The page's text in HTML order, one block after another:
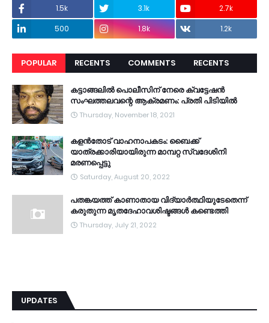
1.5k 3.1k
2.7k
500
1.8k 1.2k
POPULAR RECENTS COMMENTS RECENTS
കട്ടാങ്ങലിൽ പൊലീസിന് നേരെ ക്വട്ടേഷൻ
സംഘത്തലവന്റെ ആക്രമണം: പ്രതി പിടിയിൽ
Thursday, November 18, 2021
കളൻതോട് വാഹനാപകടം: ബൈക്ക്
യാത്രക്കാരിയായിരുന്ന മാമ്പറ്റ സ്വദേശിനി
മരണപ്പെട്ടു
Saturday, August 20, 2022
പതങ്കയത്ത് കാണാതായ വിദ്യാർത്ഥിയുടേതെന്ന്
കരുതുന്ന മൃതദേഹാവശിഷ്ടങ്ങൾ കണ്ടെത്തി
Thursday, July 21, 2022
UPDATES